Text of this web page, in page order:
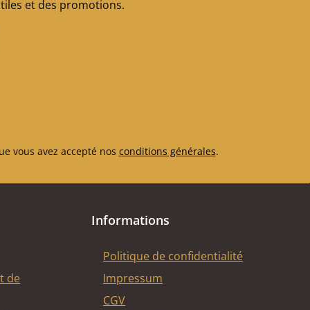
et des promotions.
vous avez accepté nos conditions générales.
de
Informations
Politique de confidentialité
Impressum
CGV